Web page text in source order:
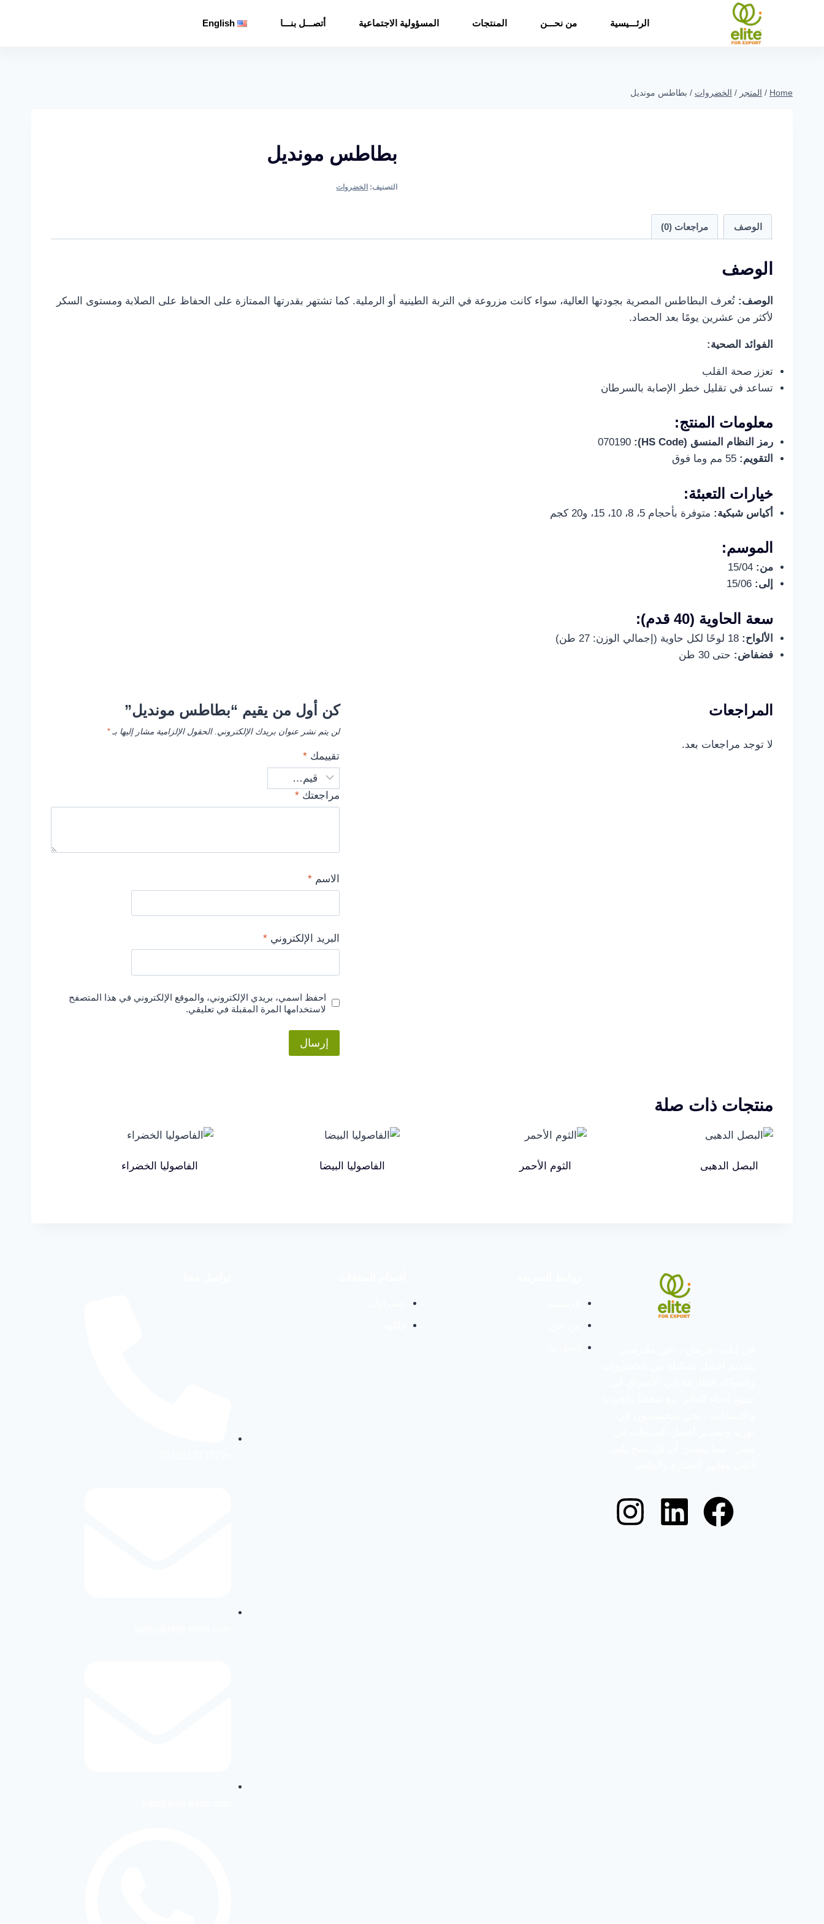
الرئـــيسية من نحـــن المنتجات المسؤولية الاجتماعية أتصـــل بنـــا English
Home
/ المتجر / الخضروات / بطاطس مونديل
بطاطس مونديل
التصنيف: الخضروات
الوصف مراجعات (0)
الوصف
الوصف: تُعرف البطاطس المصرية بجودتها العالية، سواء كانت مزروعة في التربة الطينية أو الرملية. كما تشتهر بقدرتها الممتازة على الحفاظ على الصلابة ومستوى السكر
لأكثر من عشرين يومًا بعد الحصاد.
الفوائد الصحية:
تعزز صحة القلب
تساعد في تقليل خطر الإصابة بالسرطان
معلومات المنتج:
رمز النظام المنسق (HS Code):
التقويم:
خيارات التعبئة:
أكياس شبكية: متوفرة بأحجام 5، 8، 10، 15، و20 كجم
الموسم:
من:
إلى:
سعة الحاوية (40 قدم):
الألواح:
فضفاض: حتى 30 طن
المراجعات
لا توجد مراجعات بعد.
كن أول من يقيم “بطاطس مونديل”
لن يتم نشر عنوان بريدك الإلكتروني. الحقول الإلزامية مشار إليها بـ*
تقييمك *
مراجعتك *
الاسم *
البريد الإلكتروني *
احفظ اسمي، بريدي الإلكتروني، والموقع الإلكتروني في هذا المتصفح
لاستخدامها المرة المقبلة في تعليقي.
منتجات ذات صلة
البصل الدهبى الثوم الأحمر الفاصوليا البيضا الفاصوليا الخضراء